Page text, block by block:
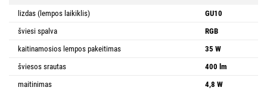
lizdas (lempos laikiklis)
GU10
šviesi spalva
RGB
kaitinamosios lempos pakeitimas
35 W
šviesos srautas
400 lm
maitinimas
4,8 W